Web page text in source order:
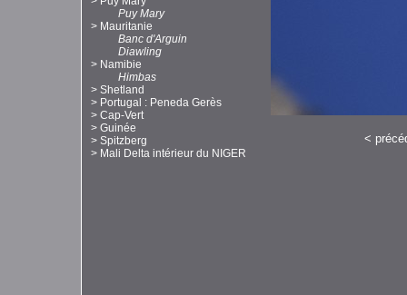
Puy Mary
> Mauritanie
Banc d'Arguin
Diawling
> Namibie
Himbas
> Shetland
> Portugal : Peneda Gerès
> Cap-Vert
> Guinée
> Spitzberg
> Mali Delta intérieur du NIGER
<